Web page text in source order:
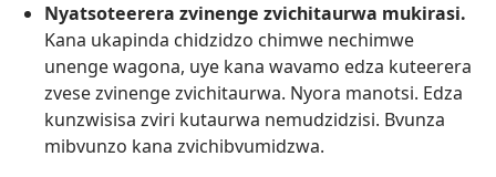
Nyatsoteerera zvinenge zvichitaurwa mukirasi.
Kana ukapinda chidzidzo chimwe nechimwe
unenge wagona, uye kana wavamo edza kuteerera
zvese zvinenge zvichitaurwa. Nyora manotsi. Edza
kunzwisisa zviri kutaurwa nemudzidzisi. Bvunza
mibvunzo kana zvichibvumidzwa.